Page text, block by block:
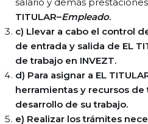
TITULAR–Empleado.
c) Llevar a cabo el control
de entrada y salida de EL
de trabajo en INVEZT.
d) Para asignar a EL
herramientas y recursos de
desarrollo de su trabajo.
e) Realizar los trámites